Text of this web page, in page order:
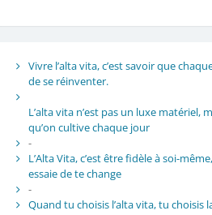
Vivre l’alta vita, c’est savoir que
de se réinventer.
L’alta vita n’est pas un luxe matériel,
qu’on cultive chaque jour
-
L’Alta Vita, c’est être fidèle à soi-
essaie de te change
-
Quand tu choisis l’alta vita, tu choisis